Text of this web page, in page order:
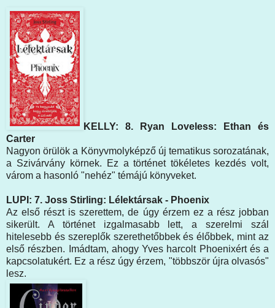
KELLY: 8. Ryan Loveless: Ethan és
Carter
Nagyon örülök a Könyvmolyképző új tematikus sorozatának,
a Szivárvány körnek. Ez a történet tökéletes kezdés volt,
várom a hasonló "nehéz" témájú könyveket.
LUPI: 7. Joss Stirling: Lélektársak - Phoenix
Az első részt is szerettem, de úgy érzem ez a rész jobban
sikerült. A történet izgalmasabb lett, a szerelmi szál
hitelesebb és szereplők szerethetőbbek és élőbbek, mint az
első részben. Imádtam, ahogy Yves harcolt Phoenixért és a
kapcsolatukért. Ez a rész úgy érzem, "többször újra olvasós"
lesz.